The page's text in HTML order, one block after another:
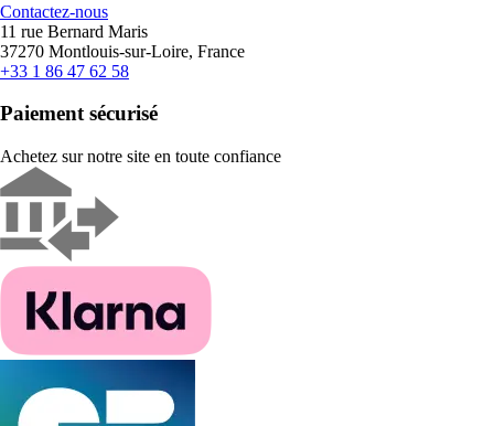
Contactez-nous
11 rue Bernard Maris
37270 Montlouis-sur-Loire, France
+33 1 86 47 62 58
Paiement sécurisé
Achetez sur notre site en toute confiance